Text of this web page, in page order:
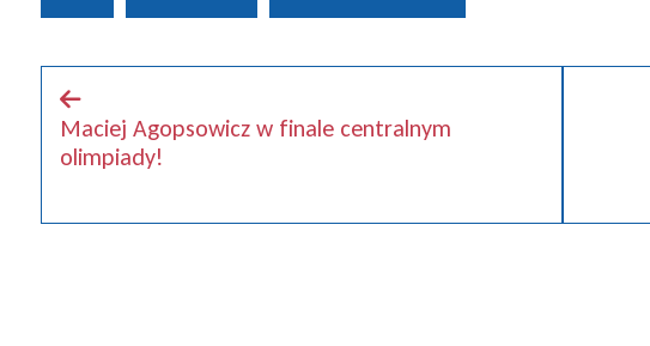
Maciej Agopsowicz w finale centralnym
olimpiady!